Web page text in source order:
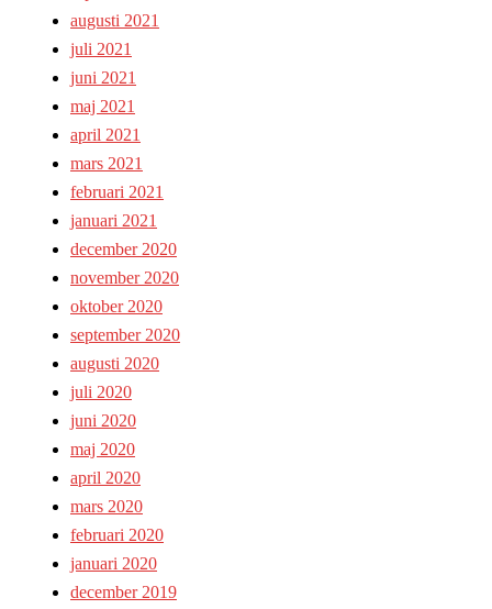
augusti 2021
juli 2021
juni 2021
maj 2021
april 2021
mars 2021
februari 2021
januari 2021
december 2020
november 2020
oktober 2020
september 2020
augusti 2020
juli 2020
juni 2020
maj 2020
april 2020
mars 2020
februari 2020
januari 2020
december 2019